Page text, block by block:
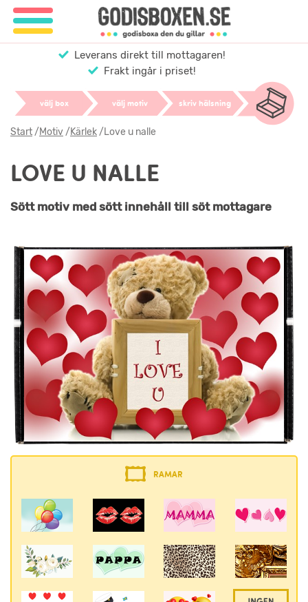
Leverans direkt till mottagaren!
Frakt ingår i priset!
välj box välj motiv skriv hälsning
Start/Motiv/Kärlek/Love u nalle
LOVE U NALLE
Sött motiv med sött innehåll till söt mottagare
RAMAR